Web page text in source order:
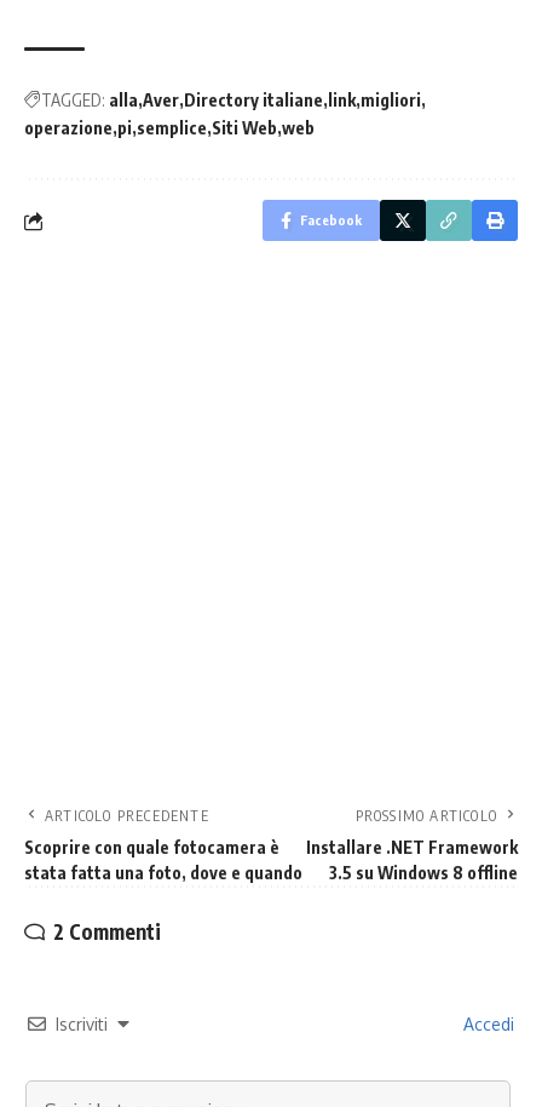
TAGGED: alla Aver Directory italiane link migliori
operazione pi semplice Siti Web web
Facebook
ARTICOLO PRECEDENTE
Scoprire con quale fotocamera è
stata fatta una foto, dove e quando
PROSSIMO ARTICOLO
Installare .NET Framework
3.5 su Windows 8 offline
2 Commenti
Iscriviti Accedi